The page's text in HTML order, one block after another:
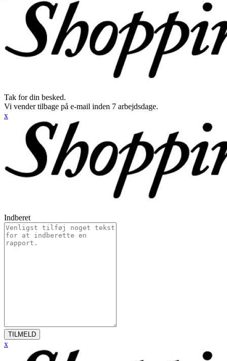
Tak for din besked.
Vi vender tilbage på e-mail inden 7 arbejdsdage.
x
Indberet
TILMELD
x